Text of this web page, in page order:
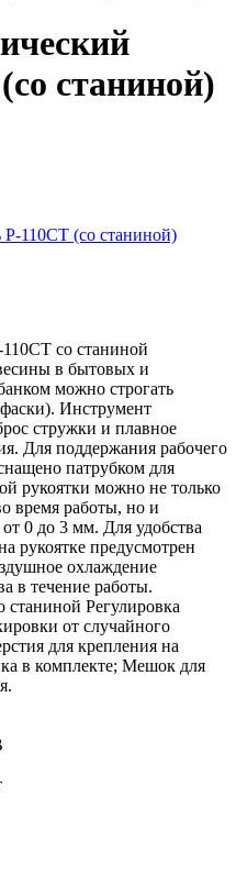
станиной)
со станиной
в бытовых и
можно строгать
Инструмент
стружки и плавное
Для поддержания рабочего
патрубком для
рукоятки можно не только
время работы, но и
0 до 3 мм. Для удобства
рукоятке предусмотрен
охлаждение
в течение работы.
Регулировка
от случайного
для крепления на
в комплекте; Мешок для